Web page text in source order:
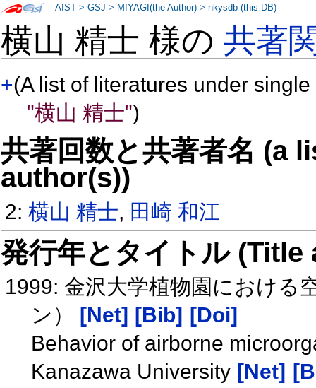
横山 精士 様の共著
+(A list of literatures under
"横山 精士")
共著回数と共著者名 (a
author(s))
2:横山 精士, 田崎 和江
発行年とタイトル
1999: 金沢大学植物園における
ン） [Net] [Bib] [Doi]
Behavior of airborne
Kanazawa University [Net]
AIST >GSJ > MIYAGI(the Author) >nkysdb (this DB)